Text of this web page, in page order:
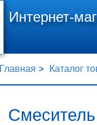
Интернет-
Главная Каталог